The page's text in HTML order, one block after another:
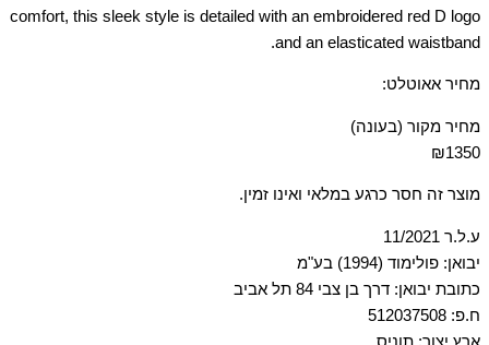
comfort, this sleek style is detailed with an embroidered red D logo
and an elasticated waistband.
מחיר אאוטלט:
מחיר מקור (בעונה)
₪1350
מוצר זה חסר כרגע במלאי ואינו זמין.
ע.ל.ר 11/2021
יבואן: פולימוד (1994) בע"מ
כתובת יבואן: דרך בן צבי 84 תל אביב
ח.פ: 512037508